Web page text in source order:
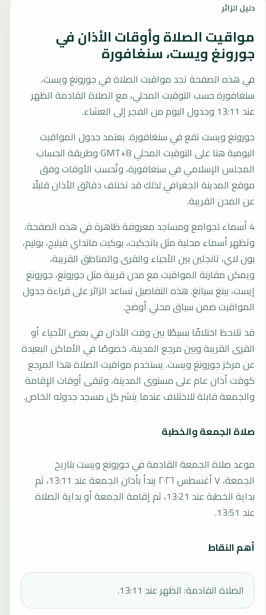
دليل الزائر
مواقيت الصلاة وأوقات الأذان في
جورونغ ويست، سنغافورة
في هذه الصفحة تجد مواقيت الصلاة في جورونغ ويست،
سنغافورة حسب التوقيت المحلي، مع الصلاة القادمة الظهر
عند 13:11 وجدول اليوم من الفجر إلى العشاء.
جورونغ ويست تقع في سنغافورة. يعتمد جدول المواقيت
اليومية هنا على التوقيت المحلي GMT+8 وطريقة الحساب
المجلس الإسلامي في سنغافورة، وتُحسب الأوقات وفق
موقع المدينة الجغرافي لذلك قد تختلف دقائق الأذان قليلًا
عن المدن القريبة.
4 أسماء لجوامع ومساجد معروفة ظاهرة في هذه الصفحة،
وتظهر أسماء محلية مثل بانجكيت، بوكيت مانداي فيليج، بوليم،
بون لاي، تانجلين بين الأحياء والقرى والمناطق القريبة،
ويمكن مقارنة المواقيت مع مدن قريبة مثل جورونغ، جورونغ
إيست، بينغ سيانغ. هذه التفاصيل تساعد الزائر على قراءة جدول
المواقيت ضمن سياق محلي أوضح.
قد تلاحظ اختلافًا بسيطًا بين وقت الأذان في بعض الأحياء أو
القرى القريبة وبين مرجع المدينة، خصوصًا في الأماكن البعيدة
عن مركز جورونغ ويست. يستخدم مواقيت الصلاة هذا المرجع
كوقت أذان عام على مستوى المدينة، وتبقى أوقات الإقامة
والجمعة قابلة للاختلاف عندما ينشر كل مسجد جدوله الخاص.
صلاة الجمعة والخطبة
موعد صلاة الجمعة القادمة في جورونغ ويست بتاريخ
الجمعة، ٧ أغسطس ٢٠٢٦ يبدأ بأذان الجمعة عند 13:11، ثم
بداية الخطبة عند 13:21، ثم إقامة الجمعة أو بداية الصلاة
عند 13:51.
أهم النقاط
الصلاة القادمة: الظهر عند 13:11.